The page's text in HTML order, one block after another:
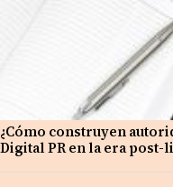
¿Cómo construyen
Digital PR en la era post-